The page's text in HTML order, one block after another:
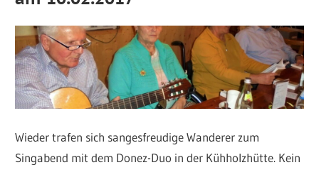
Wieder trafen sich sangesfreudige Wanderer zum
Singabend mit dem Donez-Duo in der Kühholzhütte. Kein